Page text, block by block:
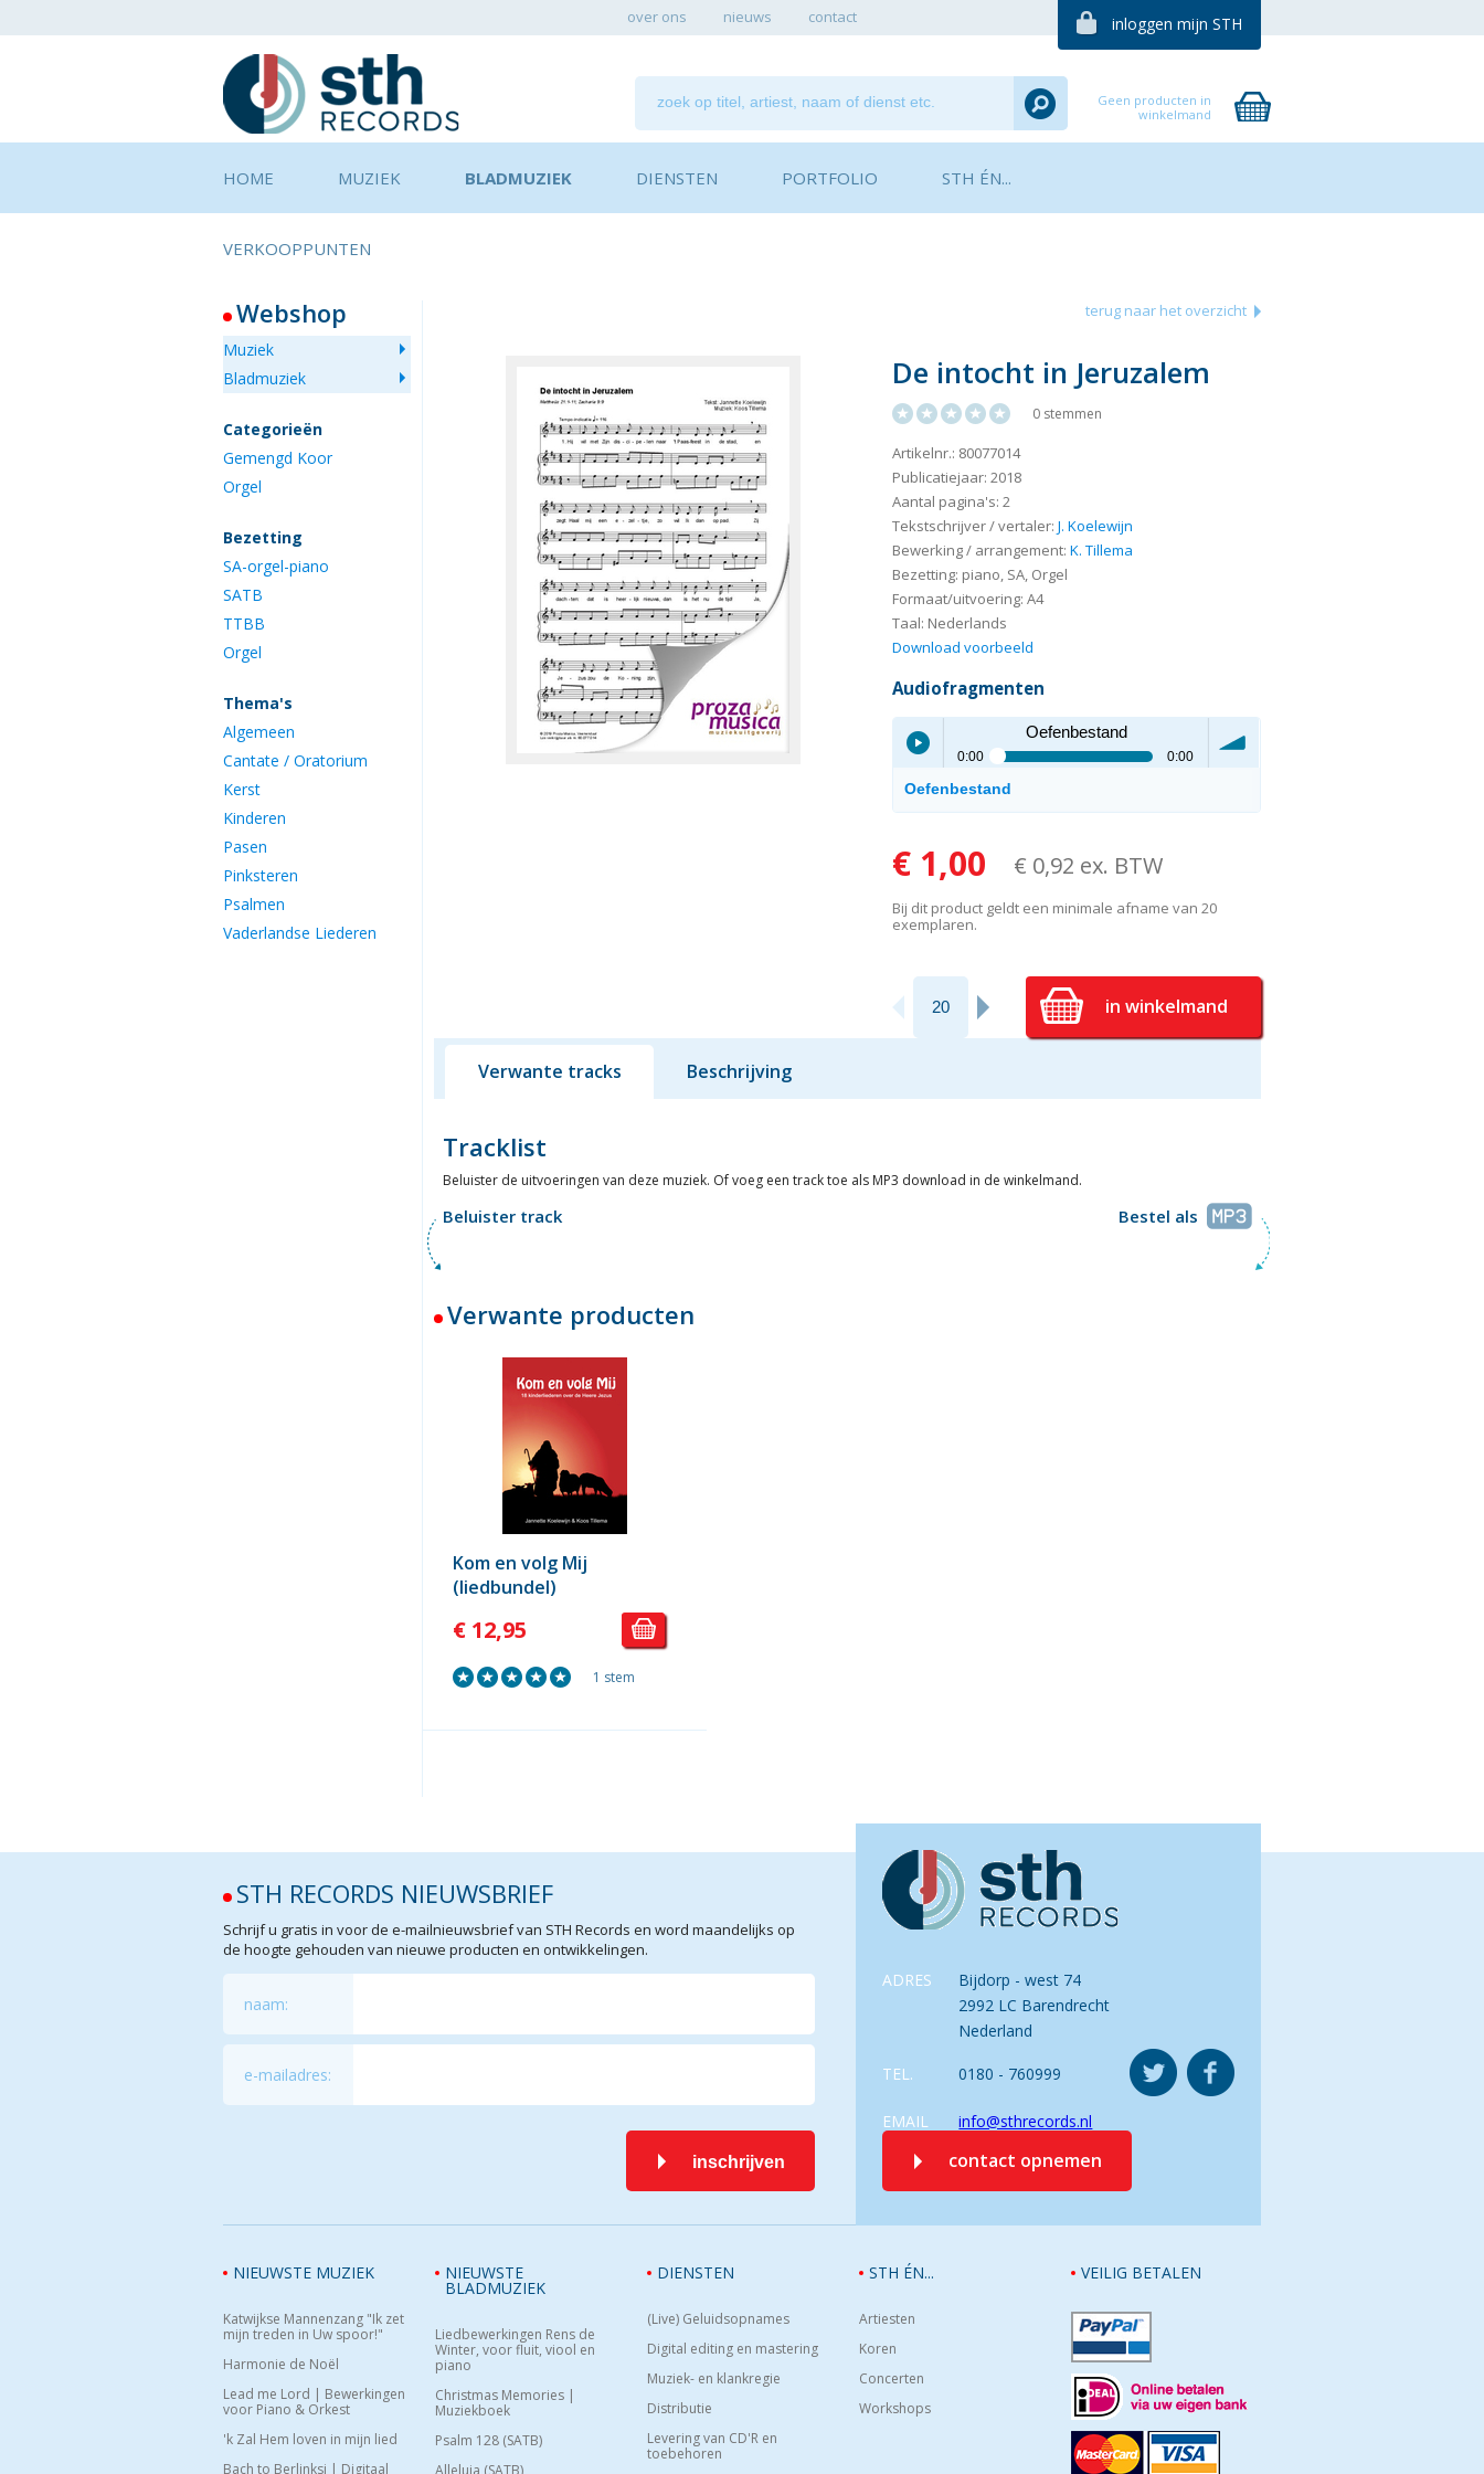
over ons nieuws contact inloggen mijn STH
Geen producten in
winkelmand
HOME MUZIEK BLADMUZIEK DIENSTEN PORTFOLIO STH ÉN...
VERKOOPPUNTEN
Webshop
Muziek
Bladmuziek
Categorieën
Gemengd Koor
Orgel
Bezetting
SA-orgel-piano
SATB
TTBB
Orgel
Thema's
Algemeen
Cantate / Oratorium
Kerst
Kinderen
Pasen
Pinksteren
Psalmen
Vaderlandse Liederen
terug naar het overzicht
De intocht in Jeruzalem
0 stemmen
Artikelnr.: 80077014
Publicatiejaar: 2018
Aantal pagina's: 2
Tekstschrijver / vertaler:J. Koelewijn
Bewerking / arrangement:K. Tillema
Bezetting: piano, SA, Orgel
Formaat/uitvoering: A4
Taal: Nederlands
Download voorbeeld
Audiofragmenten
pause
Oefenbestand
0:00 0:00
volume
Oefenbestand
€ 1,00 € 0,92 ex. BTW
Bij dit product geldt een minimale afname van 20
exemplaren.
in winkelmand
Verwante tracks Beschrijving
Tracklist
Beluister de uitvoeringen van deze muziek. Of voeg een track toe als MP3 download in de winkelmand.
Beluister track Bestel als
Verwante producten
Kom en volg Mij
(liedbundel)
€ 12,95
1 stem
ADRES
Bijdorp - west 74
2992 LC Barendrecht
Nederland
TEL. 0180 - 760999
EMAIL info@sthrecords.nl
contact opnemen
STH RECORDS NIEUWSBRIEF
Schrijf u gratis in voor de e-mailnieuwsbrief van STH Records en word maandelijks op
de hoogte gehouden van nieuwe producten en ontwikkelingen.
naam:
e-mailadres:
inschrijven
VEILIG BETALEN
NIEUWSTE MUZIEK
Katwijkse Mannenzang "Ik zet
mijn treden in Uw spoor!"
Harmonie de Noël
Lead me Lord | Bewerkingen
voor Piano & Orkest
'k Zal Hem loven in mijn lied
Bach to Berlinksi | Digitaal
NIEUWSTE
BLADMUZIEK
Liedbewerkingen Rens de
Winter, voor fluit, viool en
piano
Christmas Memories |
Muziekboek
Psalm 128 (SATB)
Alleluia (SATB)
DIENSTEN
(Live) Geluidsopnames
Digital editing en mastering
Muziek- en klankregie
Distributie
Levering van CD'R en
toebehoren
STH ÉN...
Artiesten
Koren
Concerten
Workshops